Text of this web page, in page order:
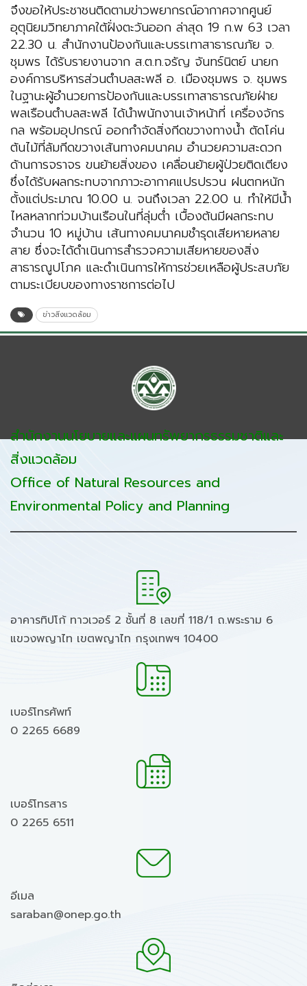
จึงขอให้ประชาชนติดตามข่าวพยากรณ์อากาศจากศูนย์
อุตุนิยมวิทยาภาคใต้ฝั่งตะวันออก ล่าสุด 19 ก.พ 63 เวลา
22.30 น. สำนักงานป้องกันและบรรเทาสาธารณภัย จ.
ชุมพร ได้รับรายงานจาก ส.ต.ท.จรัญ จันทร์นิตย์ นายก
องค์การบริหารส่วนตำบลสะพลี อ. เมืองชุมพร จ. ชุมพร
ในฐานะผู้อำนวยการป้องกันและบรรเทาสาธารณภัยฝ่าย
พลเรือนตำบลสะพลี ได้นำพนักงานเจ้าหน้าที่ เครื่องจักร
กล พร้อมอุปกรณ์ ออกกำจัดสิ่งกีดขวางทางน้ำ ตัดโค่น
ต้นไม้ที่ล้มกีดขวางเส้นทางคมนาคม อำนวยความสะดวก
ด้านการจราจร ขนย้ายสิ่งของ เคลื่อนย้ายผู้ป่วยติดเตียง
ซึ่งได้รับผลกระทบจากภาวะอากาศแปรปรวน ฝนตกหนัก
ตั้งแต่ประมาณ 10.00 น. จนถึงเวลา 22.00 น. ทำให้มีน้ำ
ไหลหลากท่วมบ้านเรือนในที่ลุ่มต่ำ เบื้องต้นมีผลกระทบ
จำนวน 10 หมู่บ้าน เส้นทางคมนาคมชำรุดเสียหายหลาย
สาย ซึ่งจะได้ดำเนินการสำรวจความเสียหายของสิ่ง
สาธารณูปโภค และดำเนินการให้การช่วยเหลือผู้ประสบภัย
ตามระเบียบของทางราชการต่อไป
ข่าวสิ่งแวดล้อม
สำนักงานนโยบายและแผนทรัพยากรธรรมชาติและ
สิ่งแวดล้อม
Office of Natural Resources and
Environmental Policy and Planning
อาคารทิปโก้ ทาวเวอร์ 2 ชั้นที่ 8 เลขที่ 118/1 ถ.พระราม 6
แขวงพญาไท เขตพญาไท กรุงเทพฯ 10400
เบอร์โทรศัพท์
0 2265 6689
เบอร์โทรสาร
0 2265 6511
อีเมล
saraban@onep.go.th